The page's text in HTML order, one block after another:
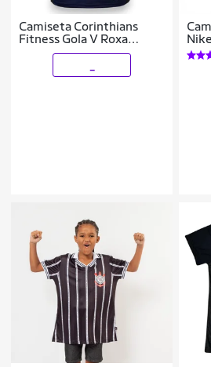
Camiseta Corinthians
Fitness Gola V Roxa
Oficial Licenciada